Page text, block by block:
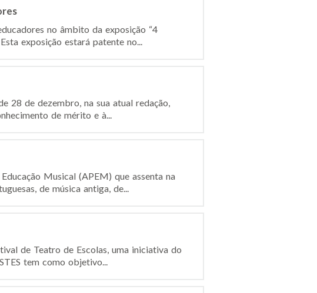
no âmbito da exposição “4
exposição estará patente no...
28 de dezembro, na sua atual redação,
de mérito e à...
Musical (APEM) que assenta na
de música antiga, de...
de Teatro de Escolas, uma iniciativa do
tem como objetivo...